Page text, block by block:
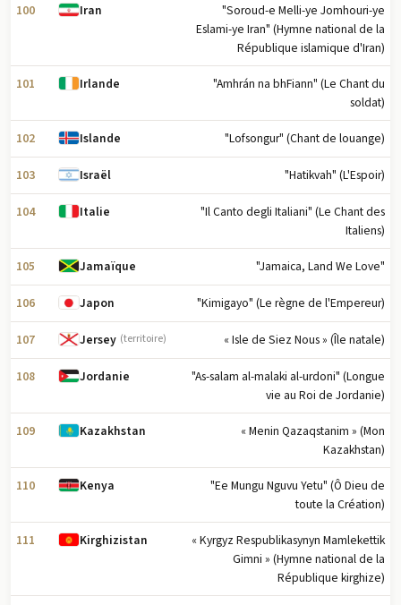
100 Iran
"Soroud-e Melli-ye Jomhouri-ye
Eslami-ye Iran" (Hymne national de la
République islamique d'Iran)
101 Irlande
"Amhrán na bhFiann" (Le Chant du
soldat)
102 Islande "Lofsongur" (Chant de louange)
103 Israël "Hatikvah" (L'Espoir)
104 Italie
"Il Canto degli Italiani" (Le Chant des
Italiens)
105 Jamaïque "Jamaica, Land We Love"
106 Japon "Kimigayo" (Le règne de l'Empereur)
107 Jersey (territoire) « Isle de Siez Nous » (Île natale)
108 Jordanie
"As-salam al-malaki al-urdoni" (Longue
vie au Roi de Jordanie)
109 Kazakhstan
« Menin Qazaqstanim » (Mon
Kazakhstan)
110 Kenya
"Ee Mungu Nguvu Yetu" (Ô Dieu de
toute la Création)
111 Kirghizistan
« Kyrgyz Respublikasynyn Mamlekettik
Gimni » (Hymne national de la
République kirghize)